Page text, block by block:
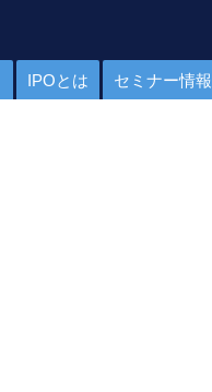
IPOとは セミナー情報